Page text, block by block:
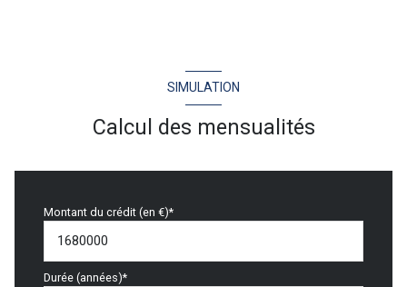
interphone
SIMULATION
Calcul des mensualités
Montant du crédit (en €)*
Durée (années)*